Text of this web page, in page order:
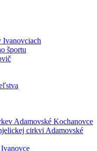
športu
Adamovské Kochanovce
cirkvi Adamovské